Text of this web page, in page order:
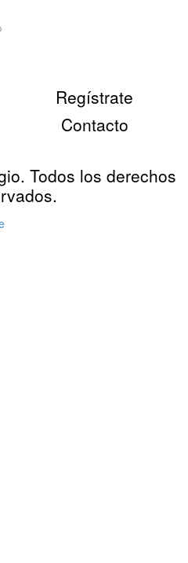
Regístrate
Contacto
Todos los derechos